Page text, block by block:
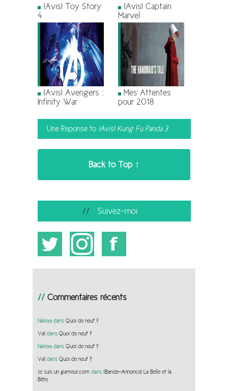
[Avis] Toy Story
4
[Avis] Captain
Marvel
[Avis] Avengers :
Infinity War
Mes Attentes
pour 2018
Une Reponse to [Avis] Kung Fu Panda 3
Back to Top ↑
Suivez-moi
Commentaires récents
Nalexa dans Quoi de neuf ?
Val dans Quoi de neuf ?
Nalexa dans Quoi de neuf ?
Val dans Quoi de neuf ?
Je suis un gameur.com dans [Bande-Annonce] La Belle et la
Bête